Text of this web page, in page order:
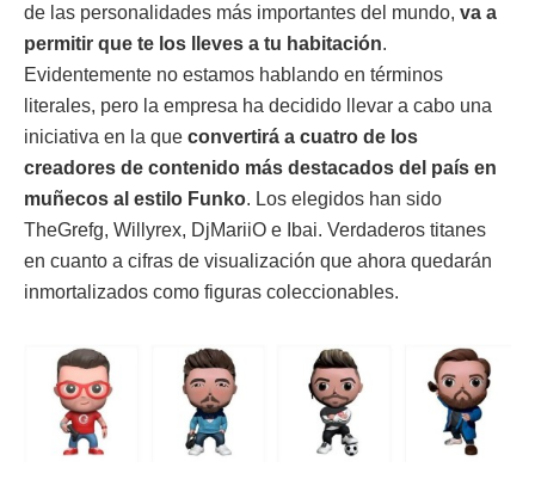
de las personalidades más importantes del mundo, va a
permitir que te los lleves a tu habitación.
Evidentemente no estamos hablando en términos
literales, pero la empresa ha decidido llevar a cabo una
iniciativa en la que convertirá a cuatro de los
creadores de contenido más destacados del país en
muñecos al estilo Funko. Los elegidos han sido
TheGrefg, Willyrex, DjMariiO e Ibai. Verdaderos titanes
en cuanto a cifras de visualización que ahora quedarán
inmortalizados como figuras coleccionables.